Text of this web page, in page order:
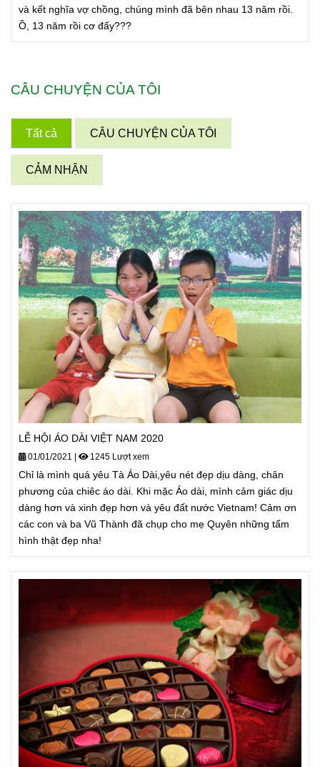
và kết nghĩa vợ chồng, chúng mình đã bên nhau 13 năm rồi.
Ồ, 13 năm rồi cơ đấy???
CÂU CHUYỆN CỦA TÔI
Tất cả CÂU CHUYỆN CỦA TÔI
CẢM NHẬN
LỄ HỘI ÁO DÀI VIỆT NAM 2020
01/01/2021 | 1245 Lượt xem
Chỉ là mình quá yêu Tà Áo Dài,yêu nét đẹp dịu dàng, chân
phương của chiêc áo dài. Khi mặc Áo dài, mình cảm giác dịu
dàng hơn và xinh đẹp hơn và yêu đất nước Vietnam! Cảm ơn
các con và ba Vũ Thành đã chụp cho mẹ Quyên những tấm
hình thật đẹp nha!